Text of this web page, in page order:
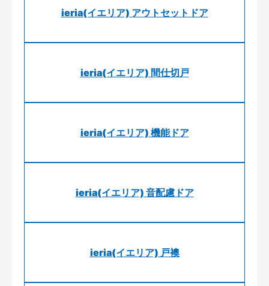
ieria(イエリア) アウトセットドア
ieria(イエリア) 間仕切戸
ieria(イエリア) 機能ドア
ieria(イエリア) 音配慮ドア
ieria(イエリア) 戸襖